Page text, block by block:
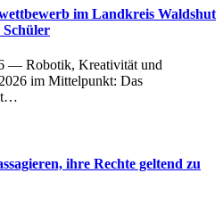
im Landkreis Waldshut
Schüler
— Robotik, Kreativität und
im Mittelpunkt: Das
ihre Rechte geltend zu